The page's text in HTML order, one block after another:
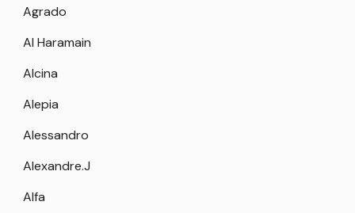
Agrado
Al Haramain
Alcina
Alepia
Alessandro
Alexandre.J
Alfa